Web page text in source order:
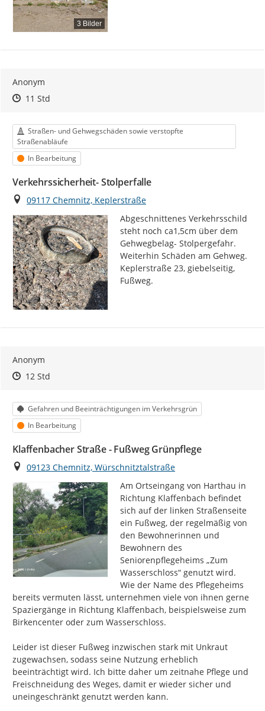
3 Bilder
Anonym
Zeitpunkt des Erstellens
Zeitpunkt des Erstellens
11 StdZur Äußerung
Kategorie
Straßen- und Gehwegschäden sowie verstopfte
Straßenabläufe
Status
In Bearbeitung
Verkehrssicherheit- Stolperfalle
Ort
09117 Chemnitz, Keplerstraße
Abgeschnittenes Verkehrsschild
steht noch ca1,5cm über dem
Gehwegbelag- Stolpergefahr.
Weiterhin Schäden am Gehweg.
Keplerstraße 23, giebelseitig,
Fußweg.
Anonym
Zeitpunkt des Erstellens
Zeitpunkt des Erstellens
12 StdZur Äußerung
Kategorie
Gefahren und Beeinträchtigungen im Verkehrsgrün
Status
In Bearbeitung
Klaffenbacher Straße - Fußweg Grünpflege
Ort
09123 Chemnitz, Würschnitztalstraße
Am Ortseingang von Harthau in
Richtung Klaffenbach befindet
sich auf der linken Straßenseite
ein Fußweg, der regelmäßig von
den Bewohnerinnen und
Bewohnern des
Seniorenpflegeheims „Zum
Wasserschloss“ genutzt wird.
Wie der Name des Pflegeheims
bereits vermuten lässt, unternehmen viele von ihnen gerne
Spaziergänge in Richtung Klaffenbach, beispielsweise zum
Birkencenter oder zum Wasserschloss.
Leider ist dieser Fußweg inzwischen stark mit Unkraut
zugewachsen, sodass seine Nutzung erheblich
beeinträchtigt wird. Ich bitte daher um zeitnahe Pflege und
Freischneidung des Weges, damit er wieder sicher und
uneingeschränkt genutzt werden kann.